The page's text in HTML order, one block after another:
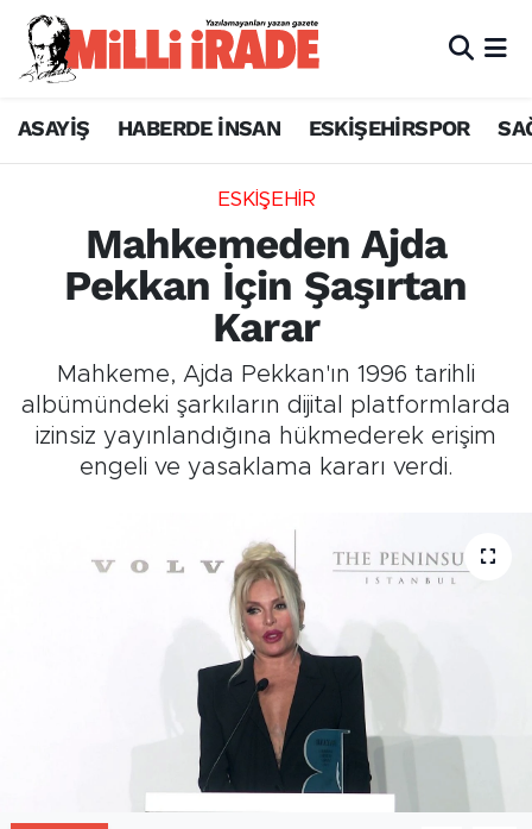
ASAYİŞ HABERDE İNSAN ESKİŞEHİRSPOR
ESKİŞEHİR
Mahkemeden Ajda
Pekkan İçin Şaşırtan
Karar
Mahkeme, Ajda Pekkan'ın 1996 tarihli
albümündeki şarkıların dijital platformlarda
izinsiz yayınlandığına hükmederek erişim
engeli ve yasaklama kararı verdi.